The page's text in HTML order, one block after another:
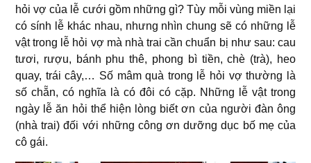
hỏi vợ của lễ cưới gồm những gì? Tùy mỗi vùng miền lại
có sính lễ khác nhau, nhưng nhìn chung sẽ có những lễ
vật trong lễ hỏi vợ mà nhà trai cần chuẩn bị như sau: cau
tươi, rượu, bánh phu thê, phong bì tiền, chè (trà), heo
quay, trái cây,… Số mâm quà trong lễ hỏi vợ thường là
số chẵn, có nghĩa là có đôi có cặp. Những lễ vật trong
ngày lễ ăn hỏi thể hiện lòng biết ơn của người đàn ông
(nhà trai) đối với những công ơn dưỡng dục bố mẹ của
cô gái.